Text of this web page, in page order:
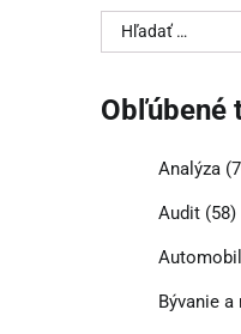
Hľadať:
Obľúbené
Analýza
Audit(58)
Bývanie a